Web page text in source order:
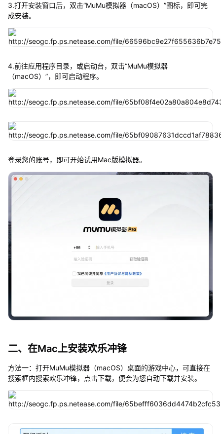
3.打开安装窗口后，双击“MuMu模拟器（macOS）”图标，即可完
成安装。
4.前往应用程序目录，或启动台，双击“MuMu模拟器
（macOS）”，即可启动程序。
登录您的账号，即可开始试用Mac版模拟器。
二、在Mac上安装欢乐冲锋
方法一：打开MuMu模拟器（macOS）桌面的游戏中心，可直接在
搜索框内搜索欢乐冲锋，点击下载，便会为您自动下载并安装。